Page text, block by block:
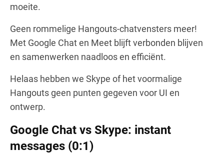
moeite.
Geen rommelige Hangouts-chatvensters meer!
Met Google Chat en Meet blijft verbonden blijven
en samenwerken naadloos en efficiënt.
Helaas hebben we Skype of het voormalige
Hangouts geen punten gegeven voor UI en
ontwerp.
Google Chat vs Skype: instant
messages (0:1)